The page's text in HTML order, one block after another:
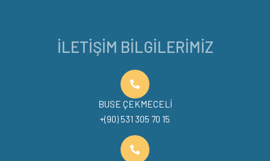
İLETIŞIM BILGILERIMIZ
BUSE ÇEKMECELİ
+(90) 531 305 70 15